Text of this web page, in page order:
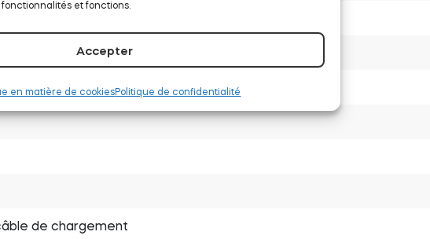
et fonctions.
Accepter
en matière de cookiesPolitique de confidentialité
de chargement